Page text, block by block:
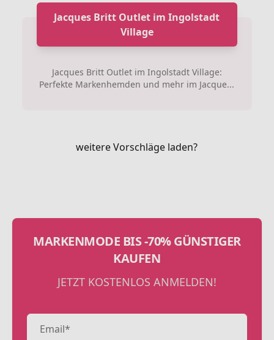
Jacques Britt Outlet im Ingolstadt
Village
Jacques Britt Outlet im Ingolstadt Village:
Perfekte Markenhemden und mehr im Jacque...
weitere Vorschläge laden?
MARKENMODE BIS -70% GÜNSTIGER
KAUFEN
JETZT KOSTENLOS ANMELDEN!